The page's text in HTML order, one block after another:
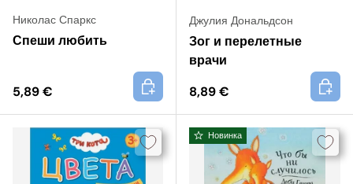
Николас Спаркс
Спеши любить
5,89 €
+
Джулия Дональдсон
Зог и перелетные
врачи
8,89 €
+
Новинка